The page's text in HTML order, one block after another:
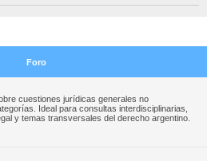
Foro
cuestiones jurídicas generales no
Ideal para consultas interdisciplinarias,
y temas transversales del derecho argentino.